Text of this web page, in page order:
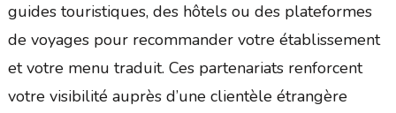
guides touristiques, des hôtels ou des plateformes
de voyages pour recommander votre établissement
et votre menu traduit. Ces partenariats renforcent
votre visibilité auprès d’une clientèle étrangère